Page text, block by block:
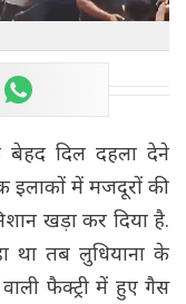
दिल दहला देने
इलाकों में मजदूरों की
खड़ा कर दिया है.
था तब लुधियाना के
फैक्ट्री में हुए गैस